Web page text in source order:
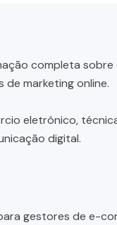
completa
marketing online.
eletrônico,
digital.
gestores de e-